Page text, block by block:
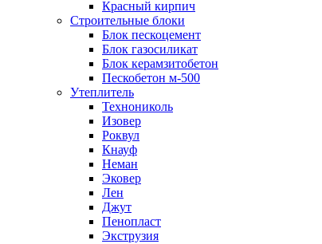
Красный кирпич
Строительные блоки
Блок пескоцемент
Блок газосиликат
Блок керамзитобетон
Пескобетон м-500
Утеплитель
Технониколь
Изовер
Роквул
Кнауф
Неман
Эковер
Лен
Джут
Пенопласт
Экструзия